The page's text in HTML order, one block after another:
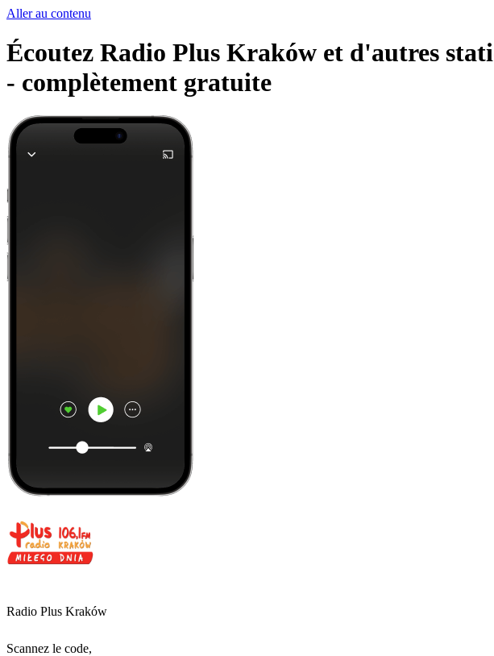
Aller au contenu
Écoutez Radio Plus Kraków et d'autres
- complètement gratuite
Radio Plus Kraków
Scannez le code,